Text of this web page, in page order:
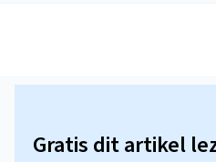
Gratis dit artikel